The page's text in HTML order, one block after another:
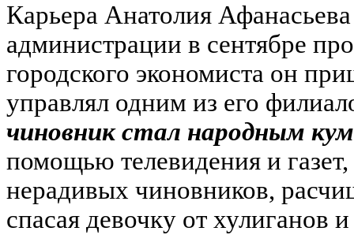
Карьера Анатолия
администрации в сентябре
городского экономиста он
управлял одним из его
чиновник стал народным
помощью телевидения и
нерадивых чиновников,
спасая девочку от хулиганов и